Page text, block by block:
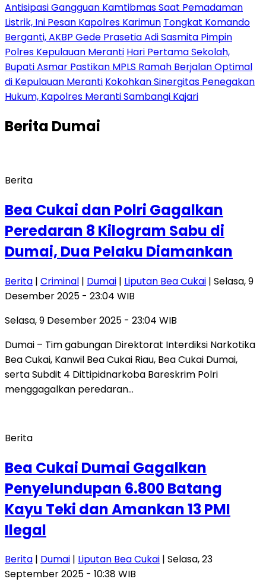
Antisipasi Gangguan Kamtibmas Saat Pemadaman
Listrik, Ini Pesan Kapolres Karimun Tongkat Komando
Berganti, AKBP Gede Prasetia Adi Sasmita Pimpin
Polres Kepulauan Meranti Hari Pertama Sekolah,
Bupati Asmar Pastikan MPLS Ramah Berjalan Optimal
di Kepulauan Meranti Kokohkan Sinergitas Penegakan
Hukum, Kapolres Meranti Sambangi Kajari
Berita Dumai
Berita
Bea Cukai dan Polri Gagalkan
Peredaran 8 Kilogram Sabu di
Dumai, Dua Pelaku Diamankan
Berita | Criminal | Dumai | Liputan Bea Cukai | Selasa, 9
Desember 2025 - 23:04 WIB
Selasa, 9 Desember 2025 - 23:04 WIB
Dumai – Tim gabungan Direktorat Interdiksi Narkotika
Bea Cukai, Kanwil Bea Cukai Riau, Bea Cukai Dumai,
serta Subdit 4 Dittipidnarkoba Bareskrim Polri
menggagalkan peredaran…
Berita
Bea Cukai Dumai Gagalkan
Penyelundupan 6.800 Batang
Kayu Teki dan Amankan 13 PMI
Ilegal
Berita | Dumai | Liputan Bea Cukai | Selasa, 23
September 2025 - 10:38 WIB